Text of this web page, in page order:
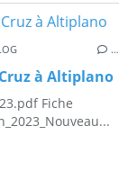
…
à Altiplano
Fiche